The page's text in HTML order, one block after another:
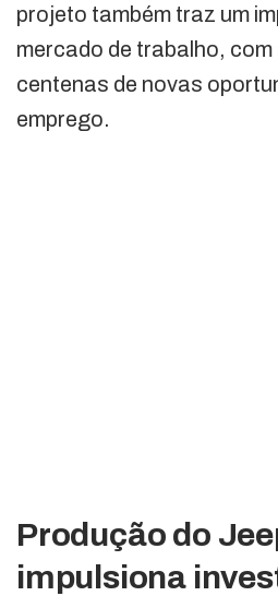
projeto também traz um
mercado de trabalho, com
centenas de novas
emprego.
Produção do
impulsiona